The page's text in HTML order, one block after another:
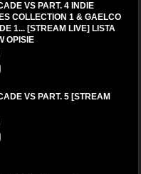
VS PART. 4 INDIE
COLLECTION 1 & GAELCO
1... [STREAM LIVE] LISTA
OPISIE
VS PART. 5 [STREAM